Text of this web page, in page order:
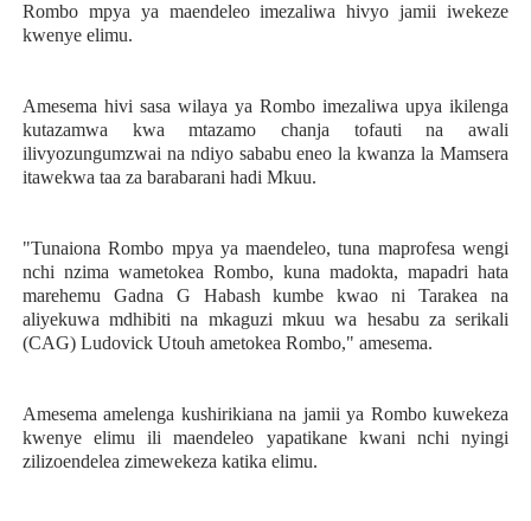
Rombo mpya ya maendeleo imezaliwa hivyo jamii iwekeze
kwenye elimu.
Amesema hivi sasa wilaya ya Rombo imezaliwa upya ikilenga
kutazamwa kwa mtazamo chanja tofauti na awali
ilivyozungumzwai na ndiyo sababu eneo la kwanza la Mamsera
itawekwa taa za barabarani hadi Mkuu.
"Tunaiona Rombo mpya ya maendeleo, tuna maprofesa wengi
nchi nzima wametokea Rombo, kuna madokta, mapadri hata
marehemu Gadna G Habash kumbe kwao ni Tarakea na
aliyekuwa mdhibiti na mkaguzi mkuu wa hesabu za serikali
(CAG) Ludovick Utouh ametokea Rombo," amesema.
Amesema amelenga kushirikiana na jamii ya Rombo kuwekeza
kwenye elimu ili maendeleo yapatikane kwani nchi nyingi
zilizoendelea zimewekeza katika elimu.